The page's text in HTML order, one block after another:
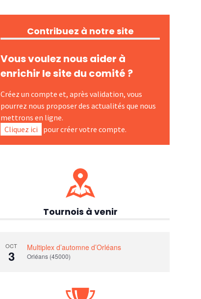
Contribuez à notre site
Vous voulez nous aider à
enrichir le site du comité ?
Créez un compte et, après validation, vous
pourrez nous proposer des actualités que nous
mettrons en ligne.
Cliquez ici
pour créer votre compte.
Tournois à venir
OCT
3
Multiplex d’automne d’Orléans
Orléans (45000)